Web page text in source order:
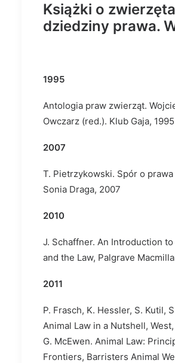
Książki o
dziedziny prawa.
1995
Antologia praw zwierząt.
Owczarz (red.). Klub Gaja, 1995
2007
T. Pietrzykowski. Spór o
Sonia Draga, 2007
2010
J. Schaffner. An Introduction to
and the Law, Palgrave
2011
P. Frasch, K. Hessler, S. Kutil,
Animal Law in a Nutshell, West,
G. McEwen. Animal Law:
Frontiers, Barristers Animal